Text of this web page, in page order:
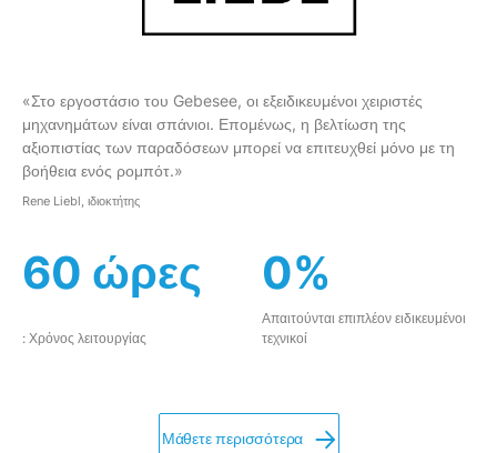
«Στο εργοστάσιο του Gebesee, οι εξειδικευμένοι χειριστές
μηχανημάτων είναι σπάνιοι. Επομένως, η βελτίωση της
αξιοπιστίας των παραδόσεων μπορεί να επιτευχθεί μόνο με τη
βοήθεια ενός ρομπότ.»
Rene Liebl, ιδιοκτήτης
60 ώρες
: Χρόνος λειτουργίας
0%
Απαιτούνται επιπλέον ειδικευμένοι
τεχνικοί
Μάθετε περισσότερα